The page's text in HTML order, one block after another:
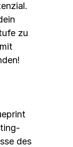
zu
des